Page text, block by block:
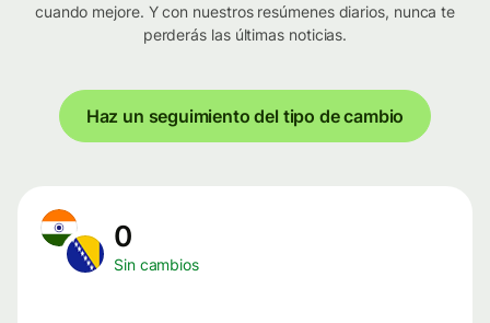
cuando mejore. Y con nuestros resúmenes diarios, nunca te
perderás las últimas noticias.
Haz un seguimiento del tipo de cambio
0
Sin cambios